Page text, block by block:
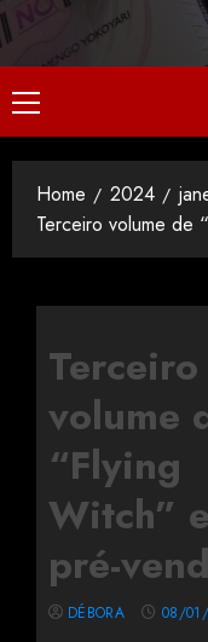
Home 2024
Terceiro volume de
Terceiro
volume
“Flying
Witch”
pré-
DÉBORA 08/